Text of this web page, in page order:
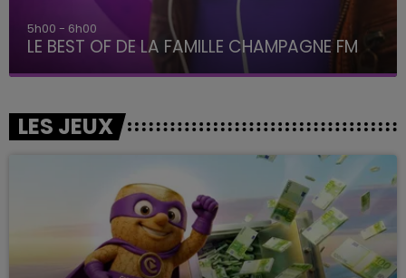
5h00 - 6h00
LE BEST OF DE LA FAMILLE CHAMPAGNE FM
LES JEUX